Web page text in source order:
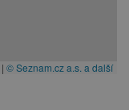
| © Seznam.cz a.s. a další